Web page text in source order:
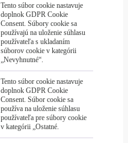
Tento súbor cookie nastavuje
doplnok GDPR Cookie
Consent. Súbory cookie sa
používajú na uloženie súhlasu
používateľa s ukladaním
súborov cookie v kategórii
„Nevyhnutné“.
Tento súbor cookie nastavuje
doplnok GDPR Cookie
Consent. Súbor cookie sa
používa na uloženie súhlasu
používateľa pre súbory cookie
v kategórii „Ostatné.